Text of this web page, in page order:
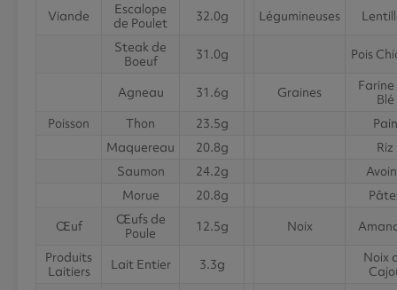
Viande
Escalope
de Poulet
32.0g Légumineuses
Steak de
Boeuf
31.0g Pois
Agneau 31.6g Graines
Blé
Poisson
Thon 23.5g
Pain
Maquereau
20.8g
Riz
Saumon
24.2g
Morue
20.8g
Œuf
Œufs de
Poule
12.5g Noix
Produits
Laitiers
Lait Entier 3.3g
Noix